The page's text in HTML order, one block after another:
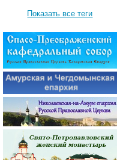
Показать все теги